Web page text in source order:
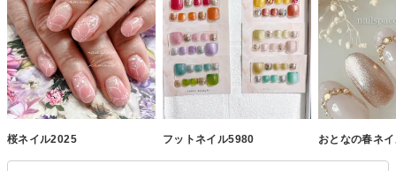
桜ネイル2025 フットネイル5980 おとなの春ネ